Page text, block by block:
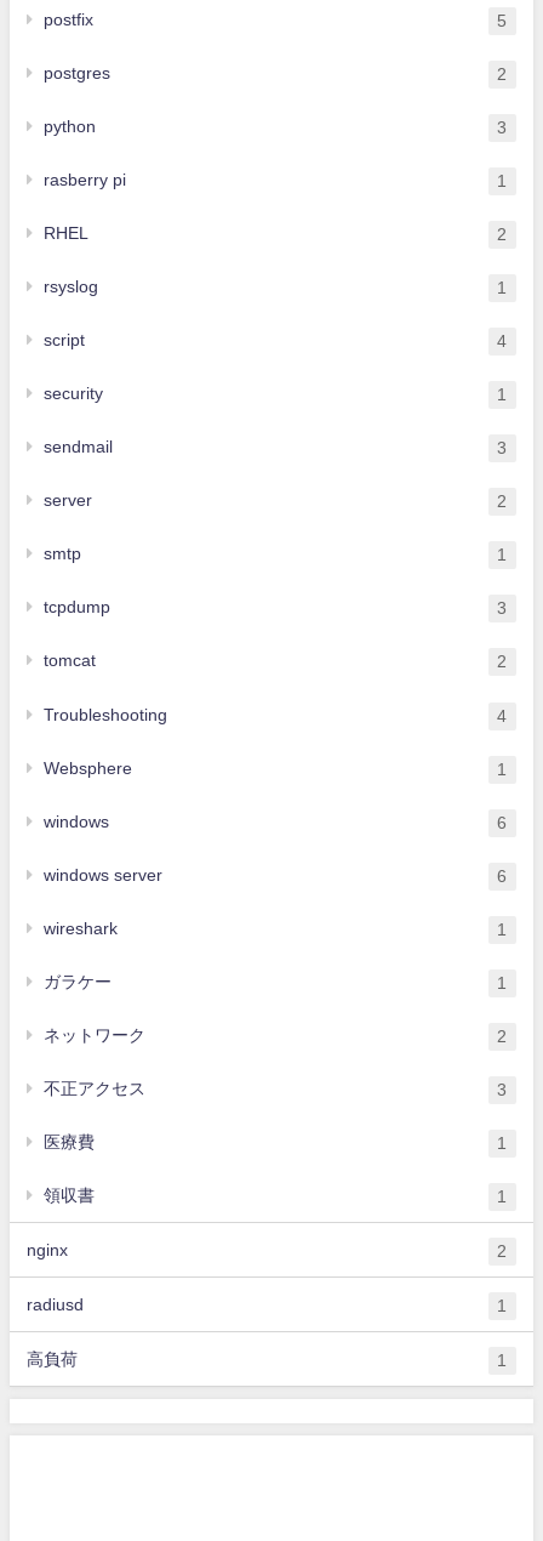
postfix 5
postgres 2
python 3
rasberry pi 1
RHEL 2
rsyslog 1
script 4
security 1
sendmail 3
server 2
smtp 1
tcpdump 3
tomcat 2
Troubleshooting 4
Websphere 1
windows 6
windows server 6
wireshark 1
ガラケー 1
ネットワーク 2
不正アクセス 3
医療費 1
領収書 1
nginx 2
radiusd 1
高負荷 1